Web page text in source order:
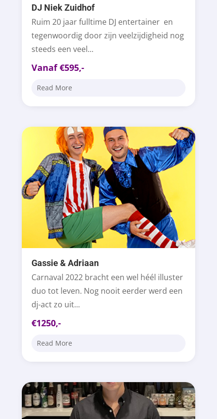
DJ Niek Zuidhof
Ruim 20 jaar fulltime DJ entertainer en
tegenwoordig door zijn veelzijdigheid nog
steeds een veel...
Vanaf €595,-
Read More
Gassie & Adriaan
Carnaval 2022 bracht een wel héél illuster
duo tot leven. Nog nooit eerder werd een
dj-act zo uit...
€1250,-
Read More